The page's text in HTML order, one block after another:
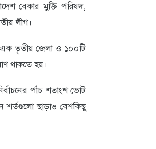
বেকার মুক্তি পরিষদ,
লীগ।
এক তৃতীয় জেলা ও ১০০টি
থাকতে হয়।
পাঁচ শতাংশ ভোট
শর্তগুলো ছাড়াও বেশকিছু